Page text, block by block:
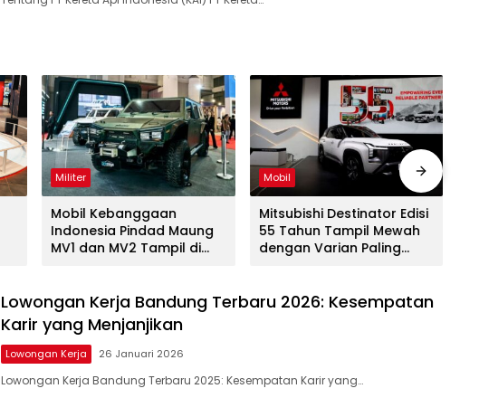
Militer
Mobil Kebanggaan
Indonesia Pindad Maung
MV1 dan MV2 Tampil di
Mobil
Mitsubishi Destinator Edisi
55 Tahun Tampil Mewah
dengan Varian Paling
Lowongan Kerja Bandung Terbaru 2026: Kesempatan
Karir yang Menjanjikan
Lowongan Kerja 26 Januari 2026
Lowongan Kerja Bandung Terbaru 2025: Kesempatan Karir yang…